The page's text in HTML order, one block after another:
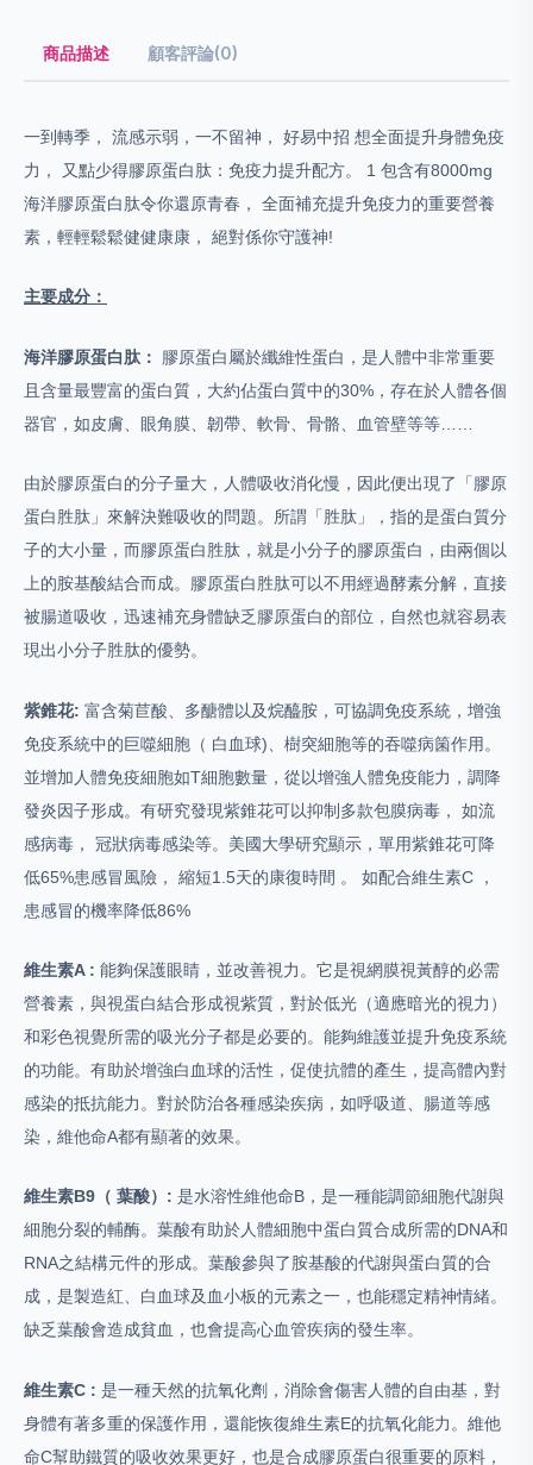
商品描述 顧客評論(0)
一到轉季， 流感示弱，一不留神， 好易中招 想全面提升身體免疫
力， 又點少得膠原蛋白肽：免疫力提升配方。 1 包含有8000mg
海洋膠原蛋白肽令你還原青春， 全面補充提升免疫力的重要營養
素，輕輕鬆鬆健健康康， 絕對係你守護神!
主要成分：
海洋膠原蛋白肽：
膠原蛋白屬於纖維性蛋白，是人體中非常重要
且含量最豐富的蛋白質，大約佔蛋白質中的30%，存在於人體各個
器官，如皮膚、眼角膜、韌帶、軟骨、骨骼、血管壁等等……
由於膠原蛋白的分子量大，人體吸收消化慢，因此便出現了「膠原
蛋白胜肽」來解決難吸收的問題。所謂「胜肽」，指的是蛋白質分
子的大小量，而膠原蛋白胜肽，就是小分子的膠原蛋白，由兩個以
上的胺基酸結合而成。膠原蛋白胜肽可以不用經過酵素分解，直接
被腸道吸收，迅速補充身體缺乏膠原蛋白的部位，自然也就容易表
現出小分子胜肽的優勢。
紫錐花: 富含菊苣酸、多醣體以及烷醯胺，可協調免疫系統，增強
免疫系統中的巨噬細胞（ 白血球)、樹突細胞等的吞噬病箘作用。
並增加人體免疫細胞如T細胞數量，從以增強人體免疫能力，調降
發炎因子形成。有研究發現紫錐花可以抑制多款包膜病毒， 如流
感病毒， 冠狀病毒感染等。美國大學研究顯示，單用紫錐花可降
低65%患感冒風險， 縮短1.5天的康復時間 。 如配合維生素C ，
患感冒的機率降低86%
維生素A : 能夠保護眼睛，並改善視力。它是視網膜視黃醇的必需
營養素，與視蛋白結合形成視紫質，對於低光（適應暗光的視力）
和彩色視覺所需的吸光分子都是必要的。能夠維護並提升免疫系統
的功能。有助於增強白血球的活性，促使抗體的產生，提高體內對
感染的抵抗能力。對於防治各種感染疾病，如呼吸道、腸道等感
染，維他命A都有顯著的效果。
維生素B9（ 葉酸）: 是水溶性維他命B，是一種能調節細胞代謝與
細胞分裂的輔酶。葉酸有助於人體細胞中蛋白質合成所需的DNA和
RNA之結構元件的形成。葉酸參與了胺基酸的代謝與蛋白質的合
成，是製造紅、白血球及血小板的元素之一，也能穩定精神情緒。
缺乏葉酸會造成貧血，也會提高心血管疾病的發生率。
維生素C : 是一種天然的抗氧化劑，消除會傷害人體的自由基，對
身體有著多重的保護作用，還能恢復維生素E的抗氧化能力。維他
命C幫助鐵質的吸收效果更好，也是合成膠原蛋白很重要的原料，